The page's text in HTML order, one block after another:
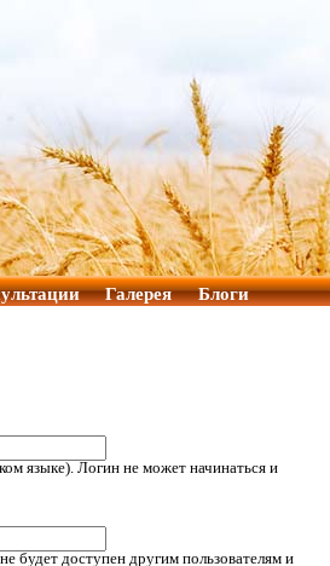
Галерея Блоги
языке). Логин не может начинаться и
будет доступен другим пользователям и